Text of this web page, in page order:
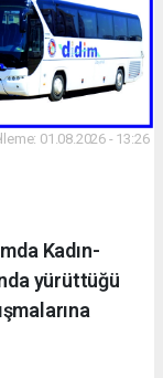
01.08.2026 - 13:26
Kadın-
yürüttüğü